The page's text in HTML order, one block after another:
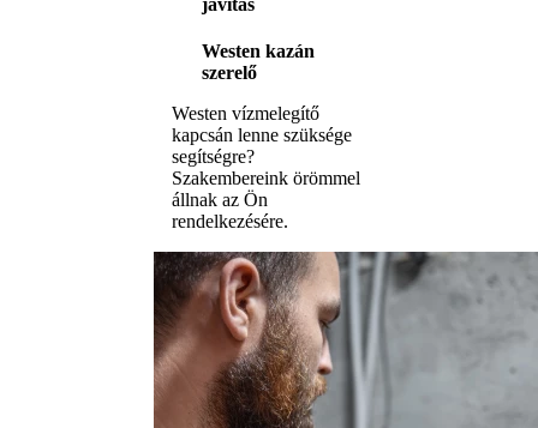
Westen kazán
szerelő
Westen vízmelegítő
kapcsán lenne szüksége
segítségre?
Szakembereink örömmel
állnak az Ön
rendelkezésére.